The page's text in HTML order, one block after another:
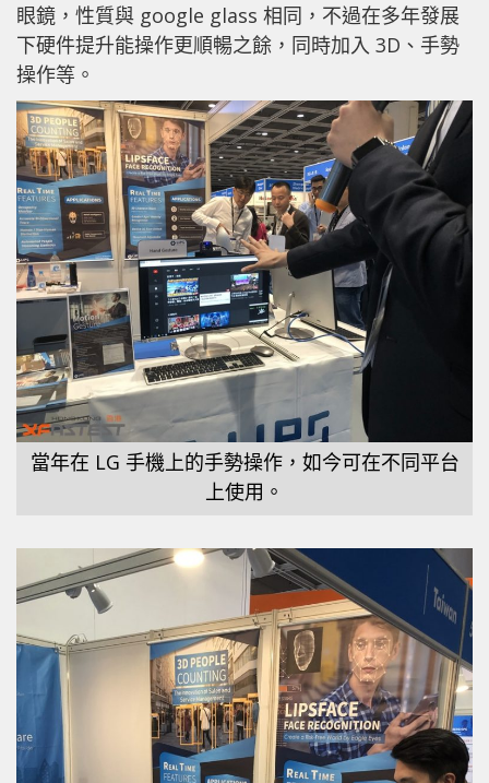
眼鏡，性質與 google glass 相同，不過在多年發展
下硬件提升能操作更順暢之餘，同時加入 3D、手勢
操作等。
當年在 LG 手機上的手勢操作，如今可在不同平台
上使用。